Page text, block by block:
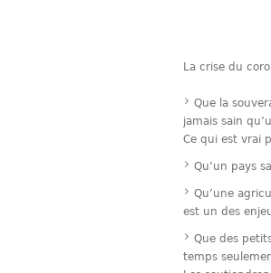
La crise du
Que la
jamais sain
Ce qui est vrai
Qu’un pays
Qu’une
est un des
Que des
temps